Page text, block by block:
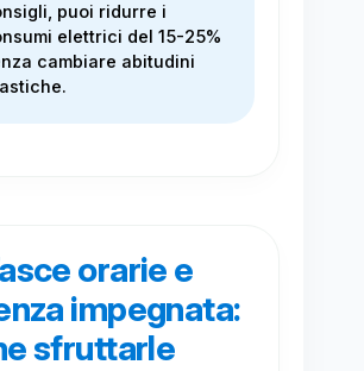
puoi ridurre i
elettrici del 15-25%
cambiare abitudini
orarie e
impegnata:
sfruttarle